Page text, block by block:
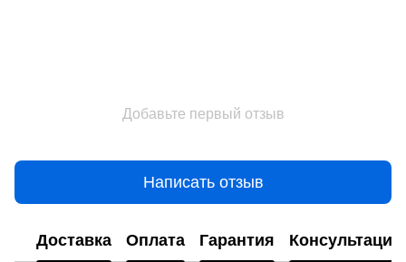
Добавьте первый отзыв
Написать отзыв
Доставка Оплата Гарантия Консультация